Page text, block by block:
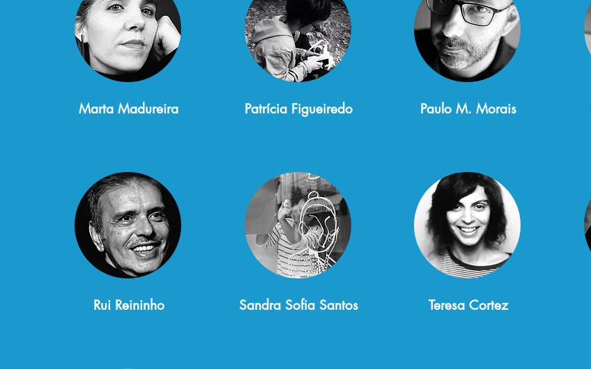
Marta Madureira
Rui Reininho
Patrícia Figueiredo
Sandra Sofia Santos
Paulo M. Morais
Teresa Cortez